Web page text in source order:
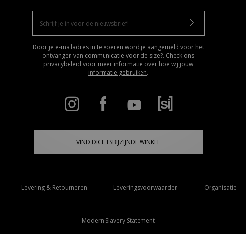
Door je e-mailadres in te voeren word je aangemeld voor het
ontvangen van communicatie voor de size?. Check ons
privacybeleid voor meer informatie over hoe wij jouw
informatie gebruiken.
VIND DICHTSBIJZIJNDE WINKEL
Levering & Retourneren Leveringsvoorwaarden Organisatie
Modern Slavery Statement